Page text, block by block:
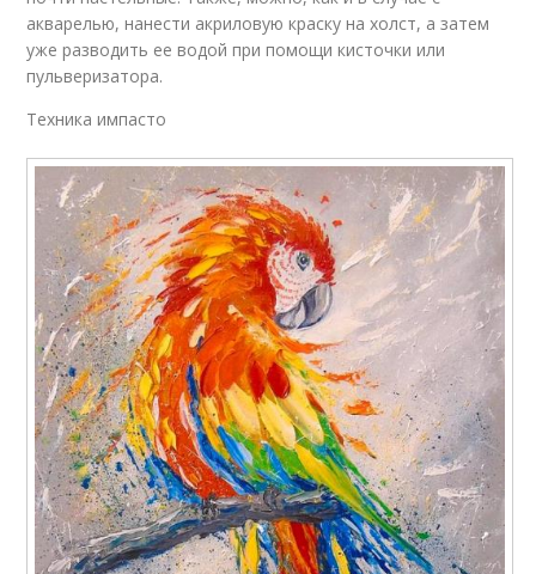
акварелью, нанести акриловую краску на холст, а затем
уже разводить ее водой при помощи кисточки или
пульверизатора.
Техника импасто